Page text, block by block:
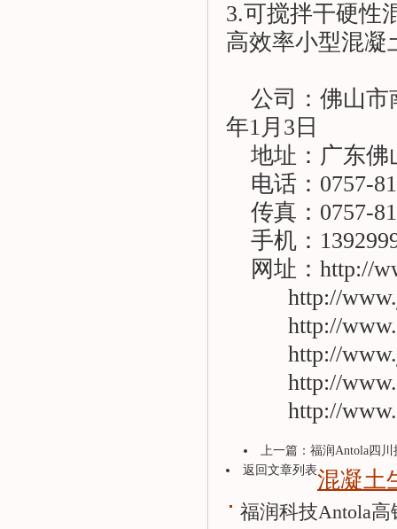
3.可搅拌干硬性
高效率小型混凝
公司：佛山市
年1月3日
地址：广东佛
电话：0757-
传真：0757-
手机：
网址： http://
http://
http://
http://
http://
http://
上一篇： 福润Antola四
返回文章列表混凝土
福润科技Antola